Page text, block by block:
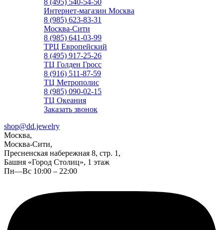
8 (495) 540-54-50
Интернет-магазин Москва
8 (985) 623-83-31
Москва-Сити
8 (985) 641-03-99
ТРЦ Европейский
8 (495) 917-25-26
ТЦ Голден Гросс
8 (916) 511-87-59
ТЦ Метрополис
8 (985) 090-02-15
ТЦ Океания
Заказать звонок
shop@dd.jewelry
Москва,
Москва-Сити,
Пресненская набережная 8, стр. 1,
Башня «Город Столиц», 1 этаж
Пн—Вс 10:00 – 22:00